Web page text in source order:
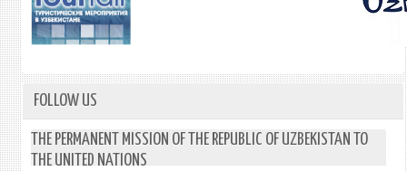
FOLLOW US
THE PERMANENT MISSION OF THE REPUBLIC OF UZBEKISTAN TO
THE UNITED NATIONS